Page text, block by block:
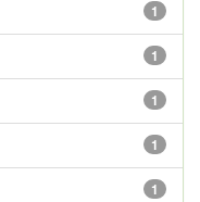
1
1
1
1
1